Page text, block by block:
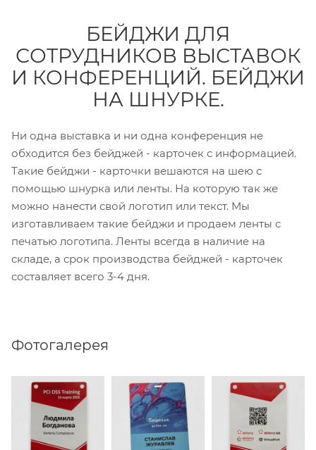
БЕЙДЖИ ДЛЯ
СОТРУДНИКОВ ВЫСТАВОК
И КОНФЕРЕНЦИЙ. БЕЙДЖИ
НА ШНУРКЕ.
Ни одна выставка и ни одна конференция не
обходится без бейджей - карточек с информацией.
Такие бейджи - карточки вешаются на шею с
помощью шнурка или ленты. На которую так же
можно нанести свой логотип или текст. Мы
изготавливаем такие бейджи и продаем ленты с
печатью логотипа. Ленты всегда в наличие на
складе, а срок производства бейджей - карточек
составляет всего 3-4 дня.
Фотогалерея